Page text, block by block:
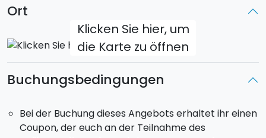
Ort
Klicken Sie hier, um
die Karte zu öffnen
Buchungsbedingungen
Bei der Buchung dieses Angebots erhaltet ihr einen
Coupon, der euch an der Teilnahme des